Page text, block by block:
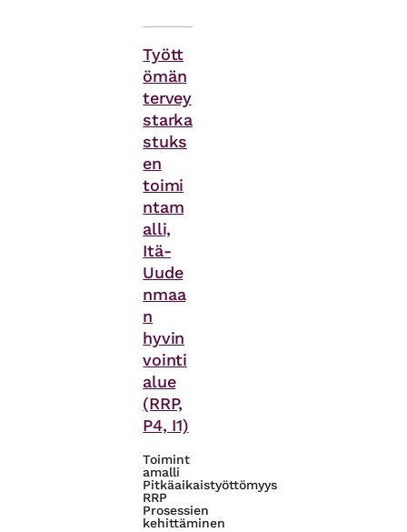
Tyött
ömän
tervey
starka
stuks
en
toimi
ntam
alli,
Itä-
Uude
nmaa
n
hyvin
vointi
alue
(RRP,
P4, I1)
Toimint
amalli
Pitkäaikaistyöttömyys
RRP
Prosessien
kehittäminen